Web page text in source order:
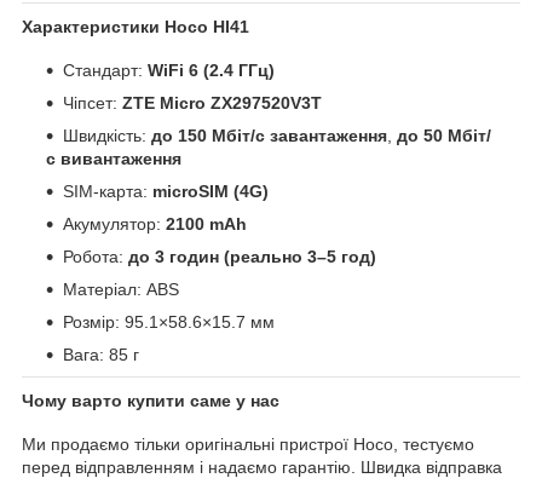
Характеристики Hoco HI41
Стандарт: WiFi 6 (2.4 ГГц)
Чіпсет: ZTE Micro ZX297520V3T
Швидкість: до 150 Мбіт/с завантаження до 50 Мбіт/
с вивантаження
SIM-карта: microSIM (4G)
Акумулятор: 2100 mAh
Робота: до 3 годин (реально 3–5 год)
Матеріал: ABS
Розмір: 95.1×58.6×15.7 мм
Вага: 85 г
Чому варто купити саме у нас
Ми продаємо тільки оригінальні пристрої Hoco, тестуємо
перед відправленням і надаємо гарантію. Швидка відправка